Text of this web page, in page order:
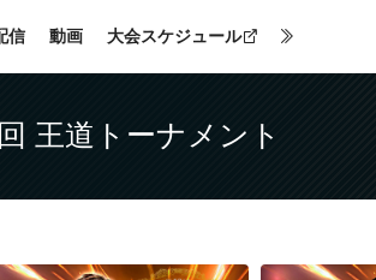
信 動画 大会スケジュール
王道トーナメント